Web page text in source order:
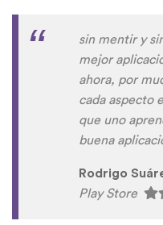
sin mentir y
mejor
ahora, por
cada aspecto
que uno
buena
Rodrigo
Play Store